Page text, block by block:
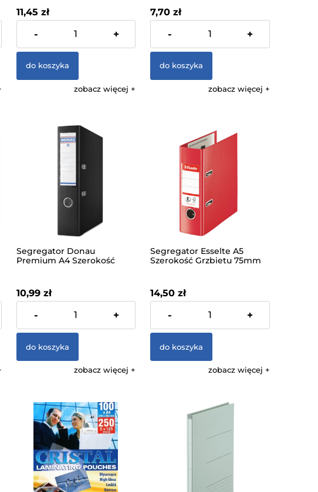
11,45 zł
zawiera 23% VAT, bez kosztów
- +
do koszyka
zobacz więcej
7,70 zł
zawiera 23% VAT, bez kosztów
- +
do koszyka
zobacz więcej
Segregator Donau
Premium A4 Szerokość
10,99 zł
zawiera 23% VAT, bez kosztów
- +
do koszyka
zobacz więcej
Segregator Esselte A5
Szerokość Grzbietu 75mm
14,50 zł
zawiera 23% VAT, bez kosztów
- +
do koszyka
zobacz więcej